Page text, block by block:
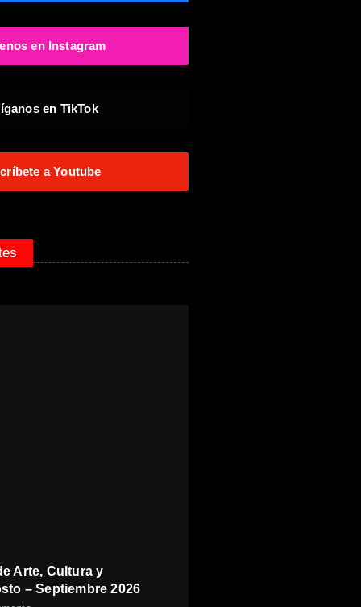
en Instagram
en TikTok
a Youtube
Arte, Cultura y
– Septiembre 2026